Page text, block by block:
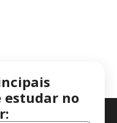
estudar no